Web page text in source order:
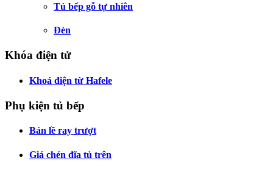
Tủ bếp gỗ tự nhiên
Đèn
Khóa điện tử
Khoá điện từ Hafele
Phụ kiện tủ bếp
Bản lề ray trượt
Giá chén đĩa tủ trên